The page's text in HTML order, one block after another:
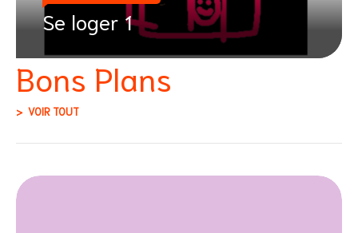
Se loger 1
Bons Plans
VOIR TOUT